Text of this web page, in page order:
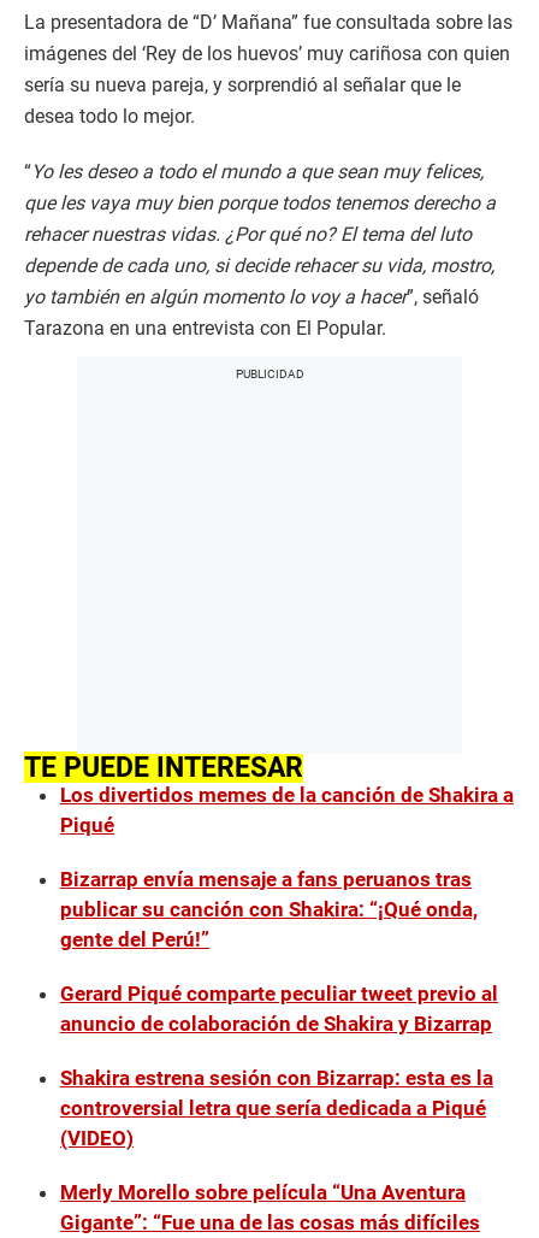
La presentadora de “D’ Mañana” fue consultada sobre las
imágenes del ‘Rey de los huevos’ muy cariñosa con quien
sería su nueva pareja, y sorprendió al señalar que le
desea todo lo mejor.
“Yo les deseo a todo el mundo a que sean muy felices,
que les vaya muy bien porque todos tenemos derecho a
rehacer nuestras vidas. ¿Por qué no? El tema del luto
depende de cada uno, si decide rehacer su vida, mostro,
yo también en algún momento lo voy a hacer”, señaló
Tarazona en una entrevista con El Popular.
TE PUEDE INTERESAR
Los divertidos memes de la canción de Shakira a
Piqué
Bizarrap envía mensaje a fans peruanos tras
publicar su canción con Shakira: “¡Qué onda,
gente del Perú!”
Gerard Piqué comparte peculiar tweet previo al
anuncio de colaboración de Shakira y Bizarrap
Shakira estrena sesión con Bizarrap: esta es la
controversial letra que sería dedicada a Piqué
(VIDEO)
Merly Morello sobre película “Una Aventura
Gigante”: “Fue una de las cosas más difíciles